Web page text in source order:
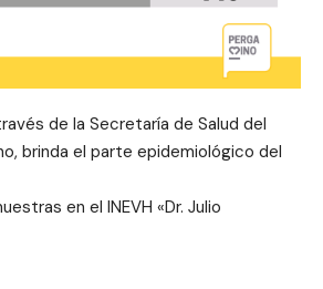
de la Secretaría de Salud del
brinda el parte epidemiológico del
en el INEVH «Dr. Julio